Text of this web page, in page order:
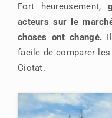
Fort heureusement,
acteurs sur le
choses ont changé.
facile de comparer
Ciotat.